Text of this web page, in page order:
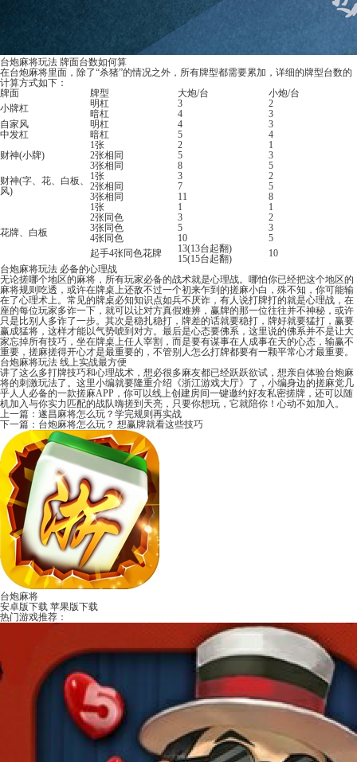
台炮麻将玩法 牌面台数如何算
在台炮麻将里面，除了“杀猪”的情况之外，所有牌型都需要累加，详细的牌型台数的
计算方式如下：
牌面
牌型 大炮/台
小炮/台
小牌杠
明杠 3
2
暗杠
4
3
自家风
明杠 4
3
中发杠
暗杠 5
4
财神(小牌)
1张 2
1
2张相同
5
3
3张相同
8
5
财神(字、花、白板、
风)
1张 3
2
2张相同
7
5
3张相同
11 8
花牌、白板
1张 1
1
2张同色
3
2
3张同色
5
3
4张同色
10
5
起手4张同色花牌
13(13台起翻) 10
15(15台起翻)
台炮麻将玩法 必备的心理战
无论搓哪个地区的麻将，所有玩家必备的战术就是心理战。哪怕你已经把这个地区的
麻将规则吃透，或许在牌桌上还敌不过一个初来乍到的搓麻小白，殊不知，你可能输
在了心理术上。常见的牌桌必知知识点如兵不厌诈，有人说打牌打的就是心理战，在
座的每位玩家多诈一下，就可以让对方真假难辨，赢牌的那一位往往并不神秘，或许
只是比别人多诈了一步。其次是稳扎稳打，牌差的话就要稳打，牌好就要猛打，赢要
赢成猛将，这样才能以气势唬到对方。最后是心态要佛系，这里说的佛系并不是让大
家忘掉所有技巧，坐在牌桌上任人宰割，而是要有谋事在人成事在天的心态，输赢不
重要，搓麻搓得开心才是最重要的，不管别人怎么打牌都要有一颗平常心才最重要。
台炮麻将玩法 线上实战最方便
讲了这么多打牌技巧和心理战术，想必很多麻友都已经跃跃欲试，想亲自体验台炮麻
将的刺激玩法了。这里小编就要隆重介绍《浙江游戏大厅》了，小编身边的搓麻党几
乎人人必备的一款搓麻APP，你可以线上创建房间一键邀约好友私密搓牌，还可以随
机加入与你实力匹配的战队嗨搓到天亮，只要你想玩，它就陪你！心动不如加入。
上一篇： 遂昌麻将怎么玩？学完规则再实战
下一篇： 台炮麻将怎么玩？ 想赢牌就看这些技巧
台炮麻将
安卓版下载 苹果版下载
热门游戏推荐：